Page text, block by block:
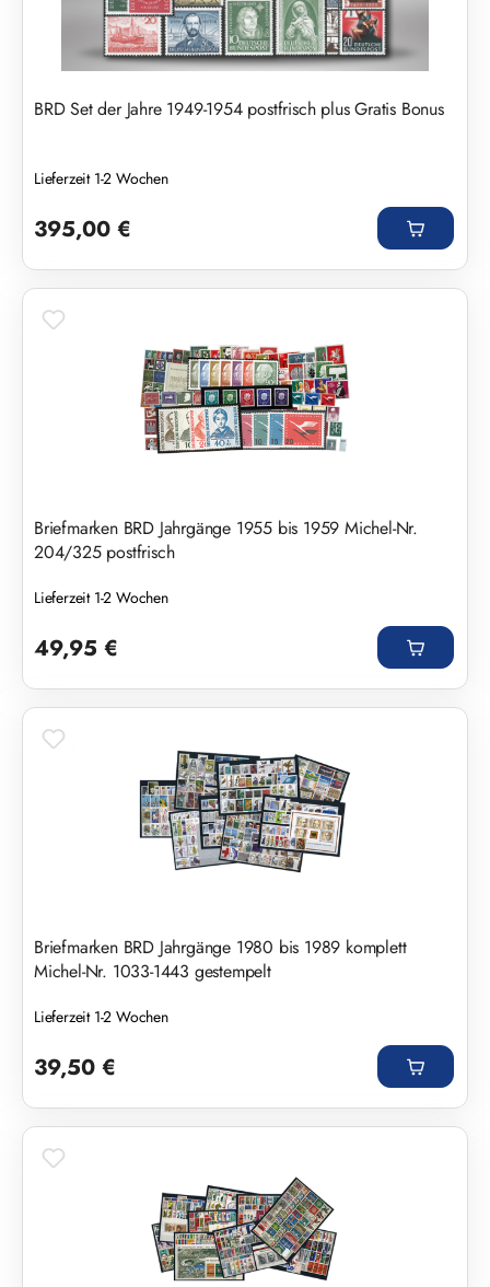
BRD Set der Jahre 1949-1954 postfrisch plus Gratis Bonus
Lieferzeit 1-2 Wochen
395,00 €
Briefmarken BRD Jahrgänge 1955 bis 1959 Michel-Nr.
204/325 postfrisch
Lieferzeit 1-2 Wochen
49,95 €
Briefmarken BRD Jahrgänge 1980 bis 1989 komplett
Michel-Nr. 1033-1443 gestempelt
Lieferzeit 1-2 Wochen
39,50 €